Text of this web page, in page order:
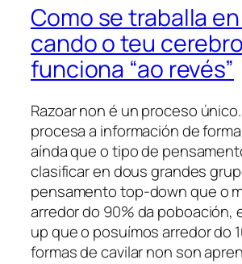
Como se traballa
cando o teu cerebro
funciona “ao revés”
Razoar non é un proceso
procesa a información de
aínda que o tipo de
clasificar en dous grandes
pensamento top-down que o
arredor do 90% da poboación,
up que o posuímos arredor do
formas de cavilar non son